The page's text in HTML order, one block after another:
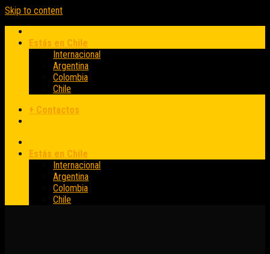
Skip to content
Estás en Chile
Internacional
Argentina
Colombia
Chile
+ Contactos
Estás en Chile
Internacional
Argentina
Colombia
Chile